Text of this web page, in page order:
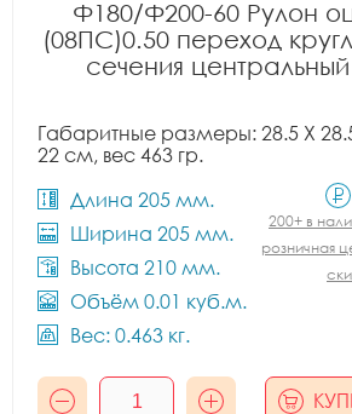
Ф180/Ф200-60 Рулон
(08ПС)0.50 переход
сечения центральный
Габаритные размеры: 28.5 X
22 см, вес 463 гр.
Длина 205 мм.
Ширина 205 мм.
Высота 210 мм.
Объём 0.01 куб.м.
Вес: 0.463 кг.
200+ в
розничная